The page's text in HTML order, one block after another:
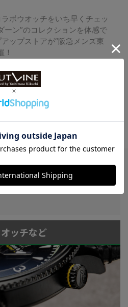
ラボウオッチをいち早くチェッ
ーン”のコレクションを体感で
ップストアが“阪急メンズ東
！
の愛用時計ま
（リップ）”が、
ッチなど